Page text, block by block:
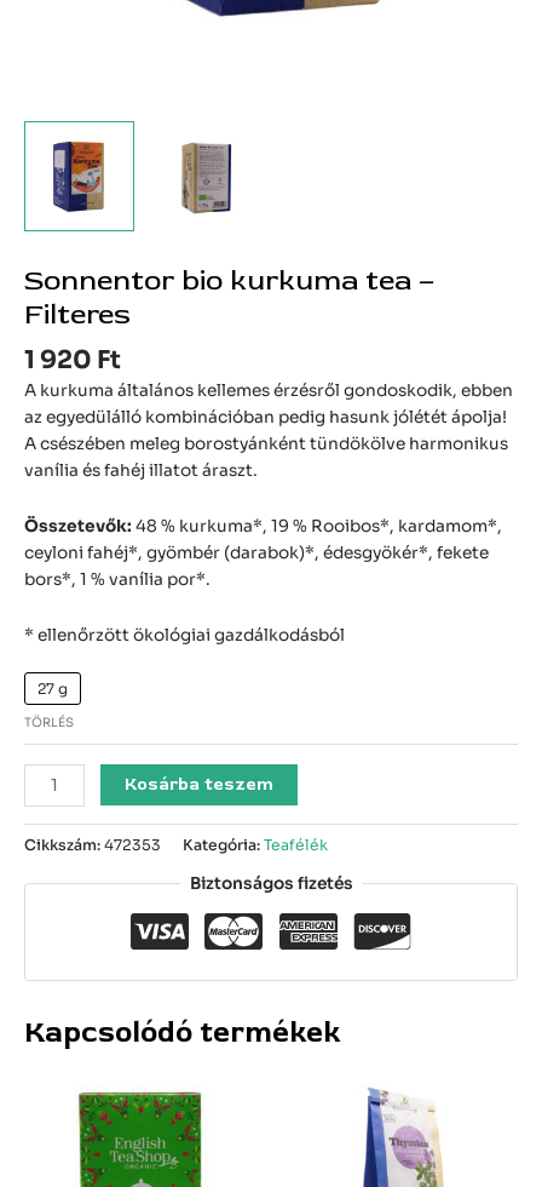
Sonnentor bio kurkuma tea –
Filteres
1 920 Ft
A kurkuma általános kellemes érzésről gondoskodik, ebben
az egyedülálló kombinációban pedig hasunk jólétét ápolja!
A csészében meleg borostyánként tündökölve harmonikus
vanília és fahéj illatot áraszt.
Összetevők: 48 % kurkuma*, 19 % Rooibos*, kardamom*,
ceyloni fahéj*, gyömbér (darabok)*, édesgyökér*, fekete
bors*, 1 % vanília por*.
* ellenőrzött ökológiai gazdálkodásból
27 g
TÖRLÉS
Kosárba teszem
Cikkszám:472353 Kategória:Teafélék
Biztonságos fizetés
Kapcsolódó termékek